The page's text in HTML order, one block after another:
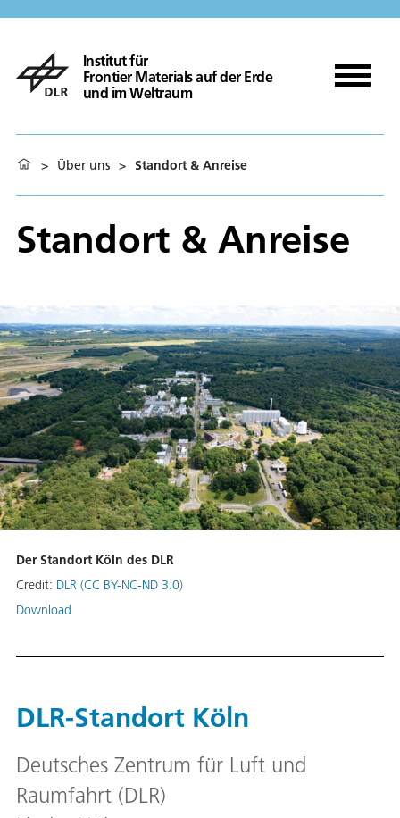
Institut für
Frontier Materials auf der Erde
und im Weltraum
> Über uns > Standort & Anreise
Standort & Anreise
Der Standort Köln des DLR
Credit: DLR (CC BY-NC-ND 3.0)
Download
DLR-Standort Köln
Deutsches Zentrum für Luft und
Raumfahrt (DLR)